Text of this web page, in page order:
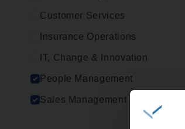
Customer Services
Insurance Operations
IT, Change & Innovation
People Management
Sales Management